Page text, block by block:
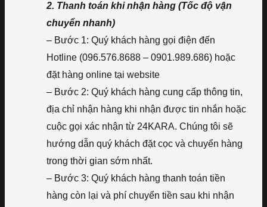
2. Thanh toán khi nhận hàng (Tốc độ vận
chuyển nhanh)
– Bước 1: Quý khách hàng gọi điện đến
Hotline (096.576.8688 – 0901.989.686) hoặc
đặt hàng online tại website
– Bước 2: Quý khách hàng cung cấp thông tin,
địa chỉ nhận hàng khi nhận được tin nhắn hoặc
cuộc gọi xác nhận từ 24KARA. Chúng tôi sẽ
hướng dẫn quý khách đặt cọc và chuyển hàng
trong thời gian sớm nhất.
– Bước 3: Quý khách hàng thanh toán tiền
hàng còn lại và phí chuyển tiền sau khi nhận